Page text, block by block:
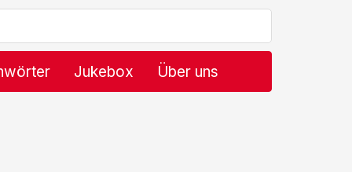
Jukebox Über uns